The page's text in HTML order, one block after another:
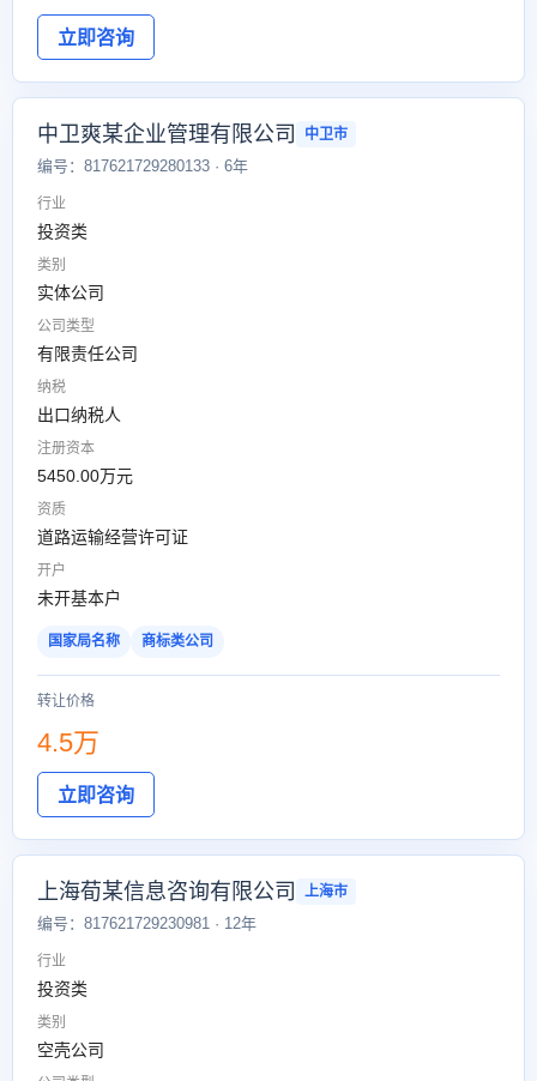
立即咨询
中卫爽某企业管理有限公司 中卫市
编号：817621729280133 · 6年
行业
投资类
类别
实体公司
公司类型
有限责任公司
纳税
出口纳税人
注册资本
5450.00万元
资质
道路运输经营许可证
开户
未开基本户
国家局名称 商标类公司
转让价格
4.5万
立即咨询
上海荀某信息咨询有限公司 上海市
编号：817621729230981 · 12年
行业
投资类
类别
空壳公司